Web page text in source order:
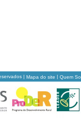
| Mapa do site | Quem